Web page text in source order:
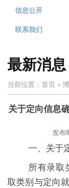
信息公开
联系我们
最新消息
当前位置： 首页 »
关于定向信息
发布
一、关于
所有录取
取类别与定向